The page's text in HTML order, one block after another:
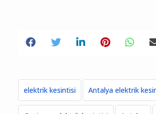
elektrik kesintisi Antalya elektrik